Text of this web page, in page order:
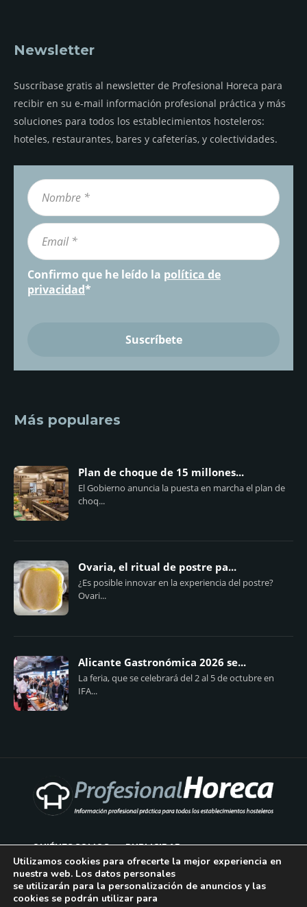
Newsletter
Suscríbase gratis al newsletter de Profesional Horeca para
recibir en su e-mail información profesional práctica y más
soluciones para todos los establecimientos hosteleros:
hoteles, restaurantes, bares y cafeterías, y colectividades.
Confirmo que he leído la política de
privacidad*
Más populares
Plan de choque de 15 millones...
El Gobierno anuncia la puesta en marcha el plan de
choq...
Ovaria, el ritual de postre pa...
¿Es posible innovar en la experiencia del postre?
Ovari...
Alicante Gastronómica 2026 se...
La feria, que se celebrará del 2 al 5 de octubre en
IFA...
QUIÉNES SOMOS PUBLICIDAD
AVISO LEGAL
POLÍTICA DE COOKIES
Utilizamos cookies para ofrecerte la mejor experiencia en
nuestra web. Los datos personales
se utilizarán para la personalización de anuncios y las
cookies se podrán utilizar para